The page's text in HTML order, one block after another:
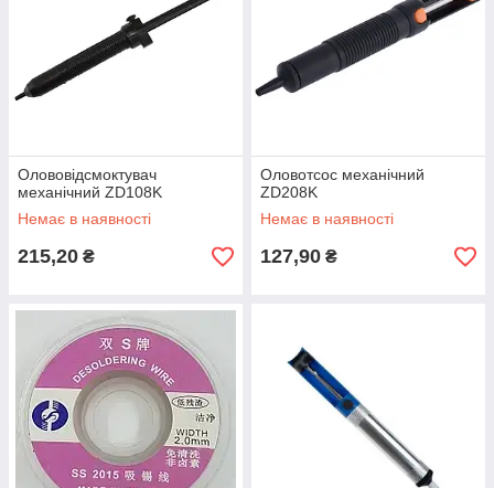
Олововідсмоктувач
механічний ZD108K
Немає в наявності
215,20 ₴
Оловотсос механічний
ZD208K
Немає в наявності
127,90 ₴